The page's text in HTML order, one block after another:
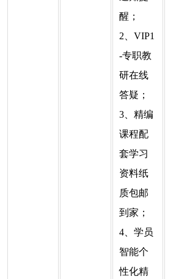
醒；
2、VIP1
-专职教
研在线
答疑；
3、精编
课程配
套学习
资料纸
质包邮
到家；
4、学员
智能个
性化精